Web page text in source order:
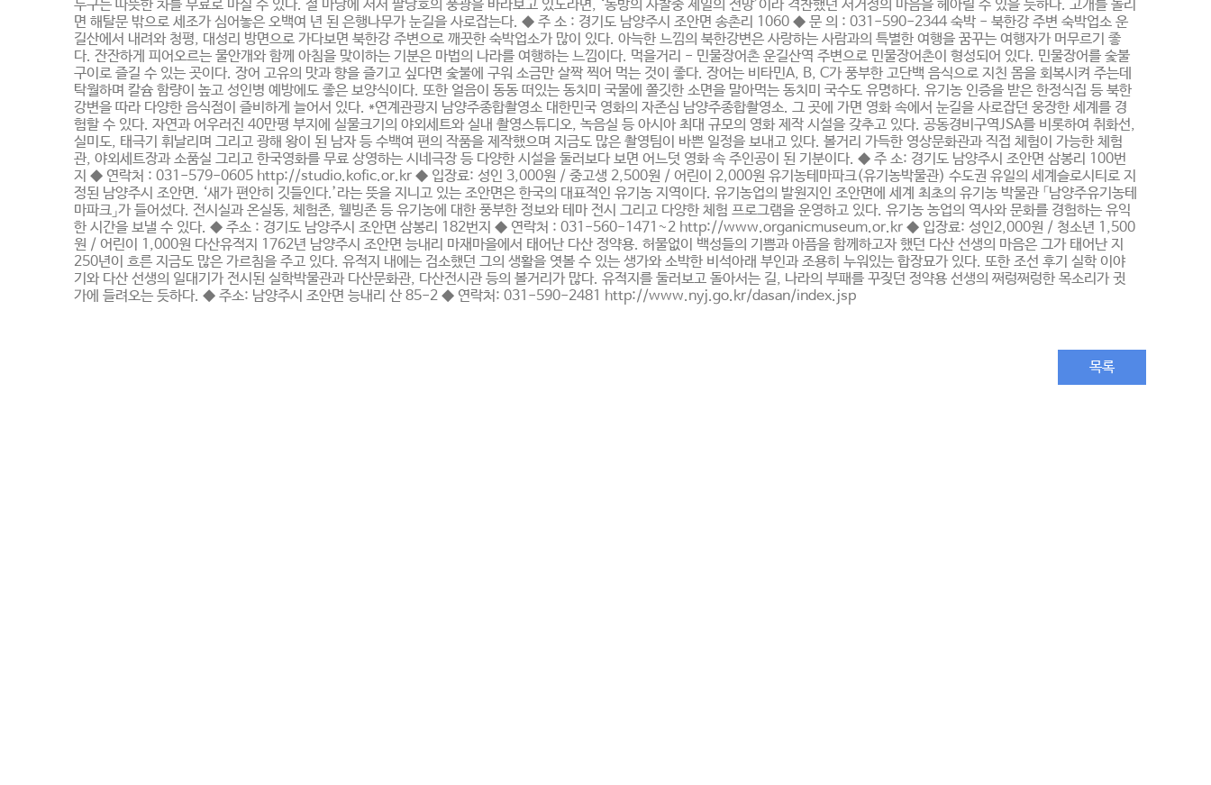
누구든 따뜻한 차를 무료로 마실 수 있다. 절 마당에 서서 팔당호의 풍광을 바라보고 있노라면, ‘동방의 사찰중 제일의 전망’이라 격찬했던 서거정의 마음을 헤아릴 수 있을 듯하다. 고개를 돌리
면 해탈문 밖으로 세조가 심어놓은 오백여 년 된 은행나무가 눈길을 사로잡는다. ◆ 주 소 : 경기도 남양주시 조안면 송촌리 1060 ◆ 문 의 : 031-590-2344 숙박 - 북한강 주변 숙박업소 운
길산에서 내려와 청평, 대성리 방면으로 가다보면 북한강 주변으로 깨끗한 숙박업소가 많이 있다. 아늑한 느낌의 북한강변은 사랑하는 사람과의 특별한 여행을 꿈꾸는 여행자가 머무르기 좋
다. 잔잔하게 피어오르는 물안개와 함께 아침을 맞이하는 기분은 마법의 나라를 여행하는 느낌이다. 먹을거리 - 민물장어촌 운길산역 주변으로 민물장어촌이 형성되어 있다. 민물장어를 숯불
구이로 즐길 수 있는 곳이다. 장어 고유의 맛과 향을 즐기고 싶다면 숯불에 구워 소금만 살짝 찍어 먹는 것이 좋다. 장어는 비타민A, B, C가 풍부한 고단백 음식으로 지친 몸을 회복시켜 주는데
탁월하며 칼슘 함량이 높고 성인병 예방에도 좋은 보양식이다. 또한 얼음이 동동 떠있는 동치미 국물에 쫄깃한 소면을 말아먹는 동치미 국수도 유명하다. 유기농 인증을 받은 한정식집 등 북한
강변을 따라 다양한 음식점이 즐비하게 늘어서 있다. *연계관광지 남양주종합촬영소 대한민국 영화의 자존심 남양주종합촬영소. 그 곳에 가면 영화 속에서 눈길을 사로잡던 웅장한 세계를 경
험할 수 있다. 자연과 어우러진 40만평 부지에 실물크기의 야외세트와 실내 촬영스튜디오, 녹음실 등 아시아 최대 규모의 영화 제작 시설을 갖추고 있다. 공동경비구역JSA를 비롯하여 취화선,
실미도, 태극기 휘날리며 그리고 광해 왕이 된 남자 등 수백여 편의 작품을 제작했으며 지금도 많은 촬영팀이 바쁜 일정을 보내고 있다. 볼거리 가득한 영상문화관과 직접 체험이 가능한 체험
관, 야외세트장과 소품실 그리고 한국영화를 무료 상영하는 시네극장 등 다양한 시설을 둘러보다 보면 어느덧 영화 속 주인공이 된 기분이다. ◆ 주 소: 경기도 남양주시 조안면 삼봉리 100번
지 ◆ 연락처 : 031-579-0605 http://studio.kofic.or.kr ◆ 입장료: 성인 3,000원 / 중고생 2,500원 / 어린이 2,000원 유기농테마파크(유기농박물관) 수도권 유일의 세계슬로시티로 지
정된 남양주시 조안면. ‘새가 편안히 깃들인다.’라는 뜻을 지니고 있는 조안면은 한국의 대표적인 유기농 지역이다. 유기농업의 발원지인 조안면에 세계 최초의 유기농 박물관 「남양주유기농테
마파크」가 들어섰다. 전시실과 온실동, 체험존, 웰빙존 등 유기농에 대한 풍부한 정보와 테마 전시 그리고 다양한 체험 프로그램을 운영하고 있다. 유기농 농업의 역사와 문화를 경험하는 유익
한 시간을 보낼 수 있다. ◆ 주소 : 경기도 남양주시 조안면 삼봉리 182번지 ◆ 연락처 : 031-560-1471~2 http://www.organicmuseum.or.kr ◆ 입장료: 성인2,000원 / 청소년 1,500
원 / 어린이 1,000원 다산유적지 1762년 남양주시 조안면 능내리 마재마을에서 태어난 다산 정약용. 허물없이 백성들의 기쁨과 아픔을 함께하고자 했던 다산 선생의 마음은 그가 태어난 지
250년이 흐른 지금도 많은 가르침을 주고 있다. 유적지 내에는 검소했던 그의 생활을 엿볼 수 있는 생가와 소박한 비석아래 부인과 조용히 누워있는 합장묘가 있다. 또한 조선 후기 실학 이야
기와 다산 선생의 일대기가 전시된 실학박물관과 다산문화관, 다산전시관 등의 볼거리가 많다. 유적지를 둘러보고 돌아서는 길, 나라의 부패를 꾸짖던 정약용 선생의 쩌렁쩌렁한 목소리가 귓
가에 들려오는 듯하다. ◆ 주소: 남양주시 조안면 능내리 산 85-2 ◆ 연락처: 031-590-2481 http://www.nyj.go.kr/dasan/index.jsp
목록